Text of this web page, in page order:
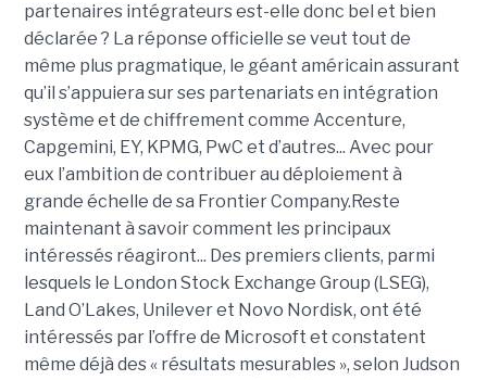
partenaires intégrateurs est-elle donc bel et bien
déclarée ? La réponse officielle se veut tout de
même plus pragmatique, le géant américain assurant
qu’il s’appuiera sur ses partenariats en intégration
système et de chiffrement comme Accenture,
Capgemini, EY, KPMG, PwC et d’autres... Avec pour
eux l’ambition de contribuer au déploiement à
grande échelle de sa Frontier Company.Reste
maintenant à savoir comment les principaux
intéressés réagiront... Des premiers clients, parmi
lesquels le London Stock Exchange Group (LSEG),
Land O’Lakes, Unilever et Novo Nordisk, ont été
intéressés par l’offre de Microsoft et constatent
même déjà des « résultats mesurables », selon Judson